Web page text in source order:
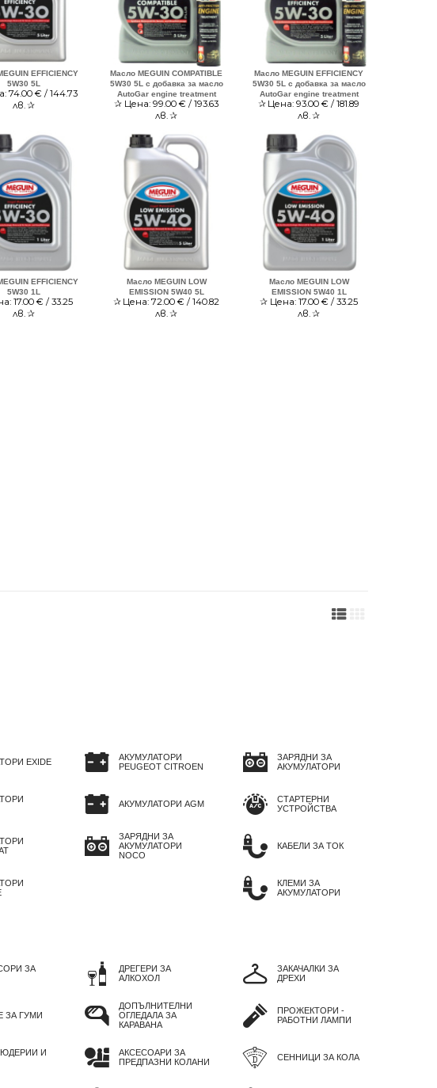
EFFICIENCY
5W30 5L
74.00€ / 144.73
лв.✰
Масло MEGUIN COMPATIBLE
5W30 5L с добавка за масло
AutoGar engine treatment
✰ Цена: 99.00€ / 193.63
лв.✰
Масло MEGUIN EFFICIENCY
5W30 5L с добавка за масло
AutoGar engine treatment
✰ Цена:93.00 € / 181.89
лв.✰
EFFICIENCY
5W30 1L
17.00€ / 33.25
лв. ✰
Масло MEGUIN LOW
EMISSION 5W40 5L
✰ Цена:72.00 € / 140.82
лв. ✰
Масло MEGUIN LOW
EMISSION 5W40 1L
✰ Цена: 17.00€ / 33.25
лв. ✰
EXIDE
АКУМУЛАТОРИ
PEUGEOT CITROEN
АКУМУЛАТОРИ AGM
ЗАРЯДНИ ЗА
АКУМУЛАТОРИ
NOCO
ЗАРЯДНИ ЗА
АКУМУЛАТОРИ
СТАРТЕРНИ
УСТРОЙСТВА
КАБЕЛИ ЗА ТОК
КЛЕМИ ЗА
АКУМУЛАТОРИ
ЗА
ЗА ГУМИ
И
ДРЕГЕРИ ЗА
АЛКОХОЛ
ДОПЪЛНИТЕЛНИ
ОГЛЕДАЛА ЗА
КАРАВАНА
АКСЕСОАРИ ЗА
ПРЕДПАЗНИ КОЛАНИ
ЗАКАЧАЛКИ ЗА
ДРЕХИ
ПРОЖЕКТОРИ -
РАБОТНИ ЛАМПИ
СЕННИЦИ ЗА КОЛА